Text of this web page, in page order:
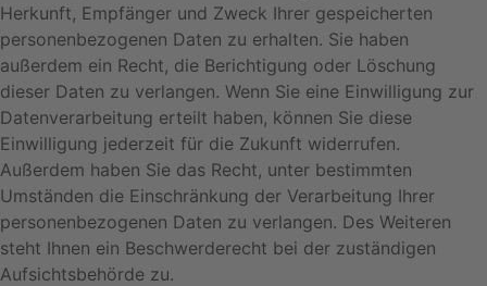
Herkunft, Empfänger und Zweck Ihrer gespeicherten
personenbezogenen Daten zu erhalten. Sie haben
außerdem ein Recht, die Berichtigung oder Löschung
dieser Daten zu verlangen. Wenn Sie eine Einwilligung zur
Datenverarbeitung erteilt haben, können Sie diese
Einwilligung jederzeit für die Zukunft widerrufen.
Außerdem haben Sie das Recht, unter bestimmten
Umständen die Einschränkung der Verarbeitung Ihrer
personenbezogenen Daten zu verlangen. Des Weiteren
steht Ihnen ein Beschwerderecht bei der zuständigen
Aufsichtsbehörde zu.